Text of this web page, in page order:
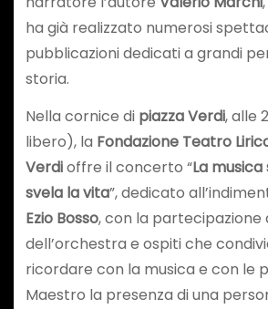
ha già realizzato numerosi
pubblicazioni dedicati a grandi
storia.
Nella cornice di piazza Verdi, alle
libero), la Fondazione Teatro
Verdioffre il concerto “La musica
svela la vita”, dedicato
Ezio Bosso, con la partecipazione
dell’orchestra e ospiti che
ricordare con la musica e con le
Maestro la presenza di una